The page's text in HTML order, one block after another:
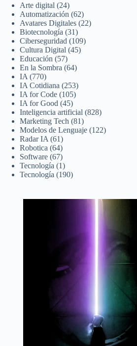
Arte digital (24)
Automatización (62)
Avatares Digitales (22)
Biotecnología (31)
Ciberseguridad (109)
Cultura Digital (45)
Educación (57)
En la Sombra (64)
IA (770)
IA Cotidiana (253)
IA for Code (105)
IA for Good (45)
Inteligencia artificial (828)
Marketing Tech (81)
Modelos de Lenguaje (122)
Radar IA (61)
Robotica (64)
Software (67)
Tecnología (1)
Tecnología (190)